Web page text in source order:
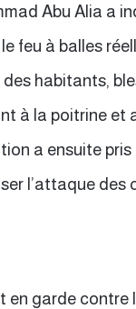
Abu Alia a
feu à balles
habitants,
à la poitrine et
a ensuite pris
l’attaque des
en garde contre